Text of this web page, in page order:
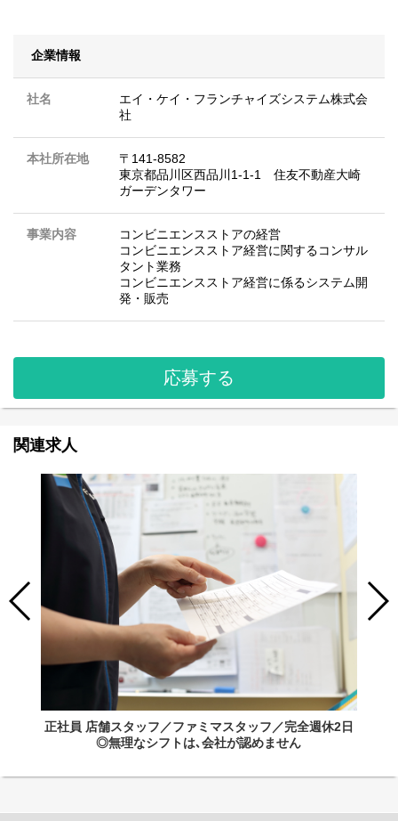
企業情報
社名
エイ・ケイ・フランチャイズシステム株式会
社
本社所在地
〒141-8582
東京都品川区西品川1-1-1 住友不動産大崎
ガーデンタワー
事業内容
コンビニエンスストアの経営
コンビニエンスストア経営に関するコンサル
タント業務
コンビニエンスストア経営に係るシステム開
発・販売
応募する
関連求人
正社員 店舗スタッフ／ファミマスタッフ／完全週休2日
◎無理なシフトは､会社が認めません